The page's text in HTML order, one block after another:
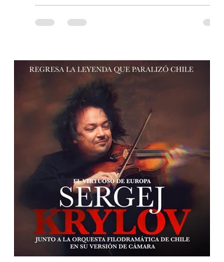
agrupación ícono de la Nueva Canción
Chilena conmemorará su legado de 60
19:00 horas, en el Teatro Municipal de
Santiago. La celebración reunirá a la
máxima exponente de la música popular
peruana, Eva Ayllón, al Cuarteto Austral y
un repertorio que recorrerá seis décadas
de obras que transformaron l